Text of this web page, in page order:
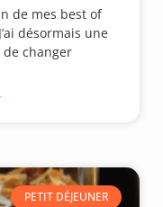
de mes best of
désormais une
changer
PETIT DÉJEUNER